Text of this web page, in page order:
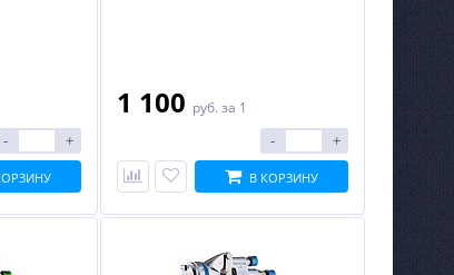
- +
1 100 руб. за 1
- +
В КОРЗИНУ